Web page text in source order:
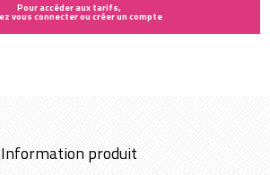
Pour accéder aux tarifs,
vous connecter ou créer un compte
Information produit